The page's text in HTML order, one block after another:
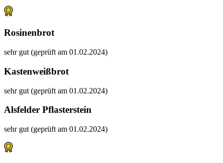
Rosinenbrot
sehr gut (geprüft am 01.02.2024)
Kastenweißbrot
sehr gut (geprüft am 01.02.2024)
Alsfelder Pflasterstein
sehr gut (geprüft am 01.02.2024)